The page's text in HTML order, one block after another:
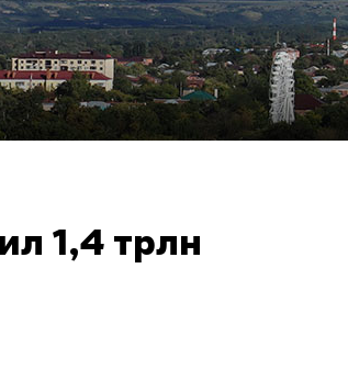
1,4 трлн